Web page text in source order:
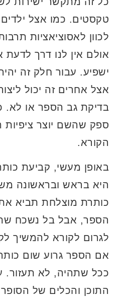
טקסטים. כמו אצל
לכוון לאסוציאציות
אולם אין לנו דרך
ישפיע. עבור חלק זה
אצל אחרים זה יכול
בדיקת גב הספר או לא.
ספק שהשם יוצר
הקורא.
באופן מעשי, קביעת
היא בראש ובראשונה
כותרת מוצלחת תביא
הספר, אבל בל נשכח
לגרום לקורא להמשיך
אם הספר גרוע שום
ככל שתהיה, לא תעזור.
התוכן והכלים של